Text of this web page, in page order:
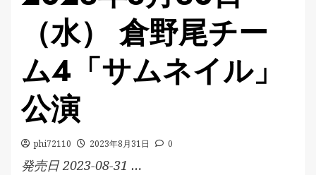
（水） 倉野尾チー
ム4「サムネイル」
公演
phi72110 2023年8月31日 0
発売日 2023-08-31 …